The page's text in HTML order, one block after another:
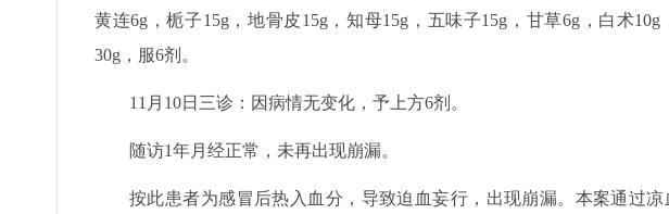
黄连6g，栀子15g，地骨皮15g，知母15g，五味子15g，甘草6g，白术
30g，服6剂。
11月10日三诊：因病情无变化，予上方6剂。
随访1年月经正常，未再出现崩漏。
按此患者为感冒后热入血分，导致迫血妄行，出现崩漏。本案通过